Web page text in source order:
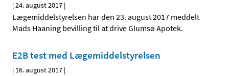
|24. august 2017 |
Lægemiddelstyrelsen har den 23. august 2017 meddelt
Mads Haaning bevilling til at drive Glumsø Apotek.
E2B test med Lægemiddelstyrelsen
| 16. august 2017 |